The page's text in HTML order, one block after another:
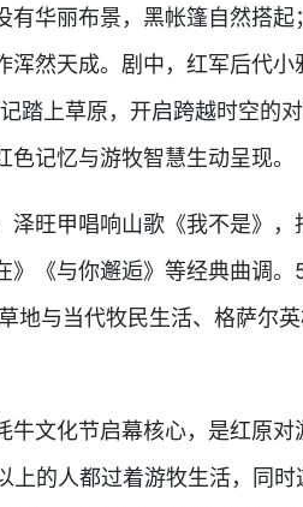
华丽布景，黑帐篷自然搭起
浑然天成。剧中，红军后代
踏上草原，开启跨越时空的
记忆与游牧智慧生动呈现。
旺甲唱响山歌《我不是》，
》《与你邂逅》等经典曲调
地与当代牧民生活、格萨尔
文化节启幕核心，是红原对
上的人都过着游牧生活，同